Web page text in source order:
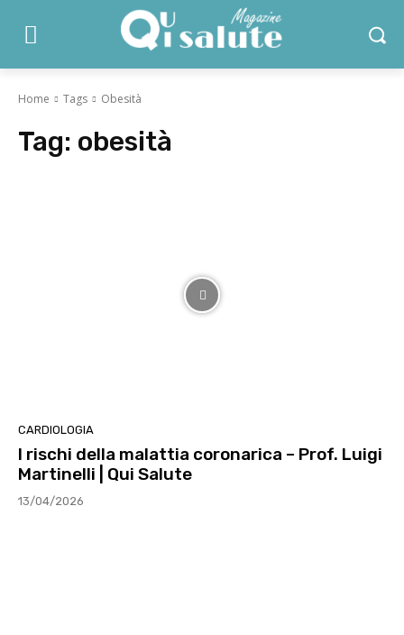
Home Tags Obesità
Tag: obesità
CARDIOLOGIA
I rischi della malattia coronarica – Prof. Luigi
Martinelli | Qui Salute
13/04/2026